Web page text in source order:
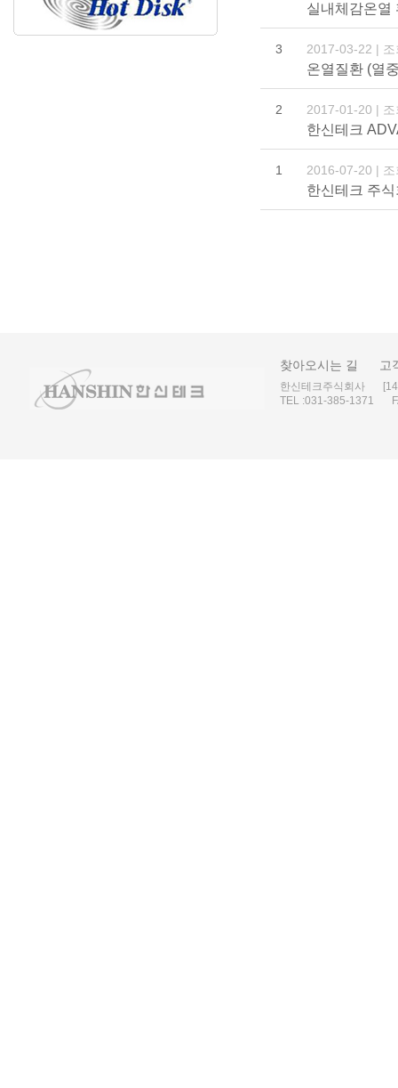
실내체감온열
3 2017-03-22 |
온열질환 (열
2 2017-01-20 |
한신테크
1 2016-07-20 |
한신테크 주
찾아오시는 길 고
한신테크주식회사
TEL :031-385-1371